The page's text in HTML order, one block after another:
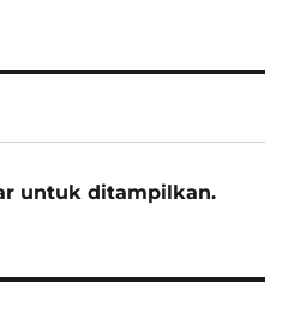
untuk ditampilkan.